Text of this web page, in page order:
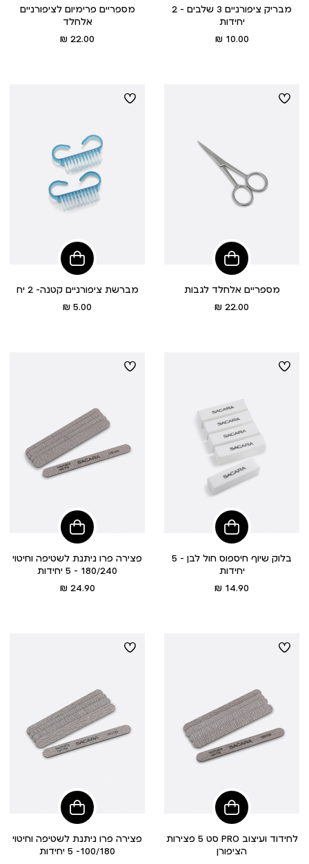
מבריק ציפורניים 3 שלבים - 2
יחידות
מחיר10.00 ₪
מספריים פרימיום לציפורניים
אלחלד
מחיר22.00 ₪
הוסיפי
לסל
מספריים אלחלד לגבות
מחיר22.00 ₪
הוסיפי
לסל
מברשת ציפורניים קטנה- 2 יח
מחיר5.00 ₪
הוסיפי
לסל
בלוק שיוף חיספוס חול לבן - 5
יחידות
מחיר14.90 ₪
הוסיפי
לסל
פצירה פרו ניתנת לשטיפה וחיטוי
180/240 - 5 יחידות
מחיר24.90 ₪
הוסיפי
לסל
סט 5 פצירות PRO לחידוד ועיצוב
הציפורן
הוסיפי
לסל
פצירה פרו ניתנת לשטיפה וחיטוי
100/180- 5 יחידות